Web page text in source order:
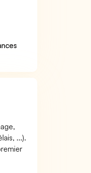
...).